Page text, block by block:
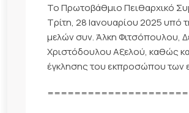
Το Πρωτοβάθμιο Πειθαρχικό
Τρίτη, 28 Ιανουαρίου 2025 υπό
μελών συν. Άλκη Φιτσόπουλου,
Χριστόδουλου Αξελού, καθώς
έγκλησης του εκπροσώπου των